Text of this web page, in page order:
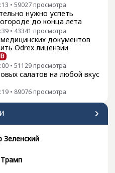
• 59027 просмотра
нужно успеть
до конца лета
• 43341 просмотра
документов
Odrex лицензии
• 51129 просмотра
салатов на любой вкус
• 89076 просмотра